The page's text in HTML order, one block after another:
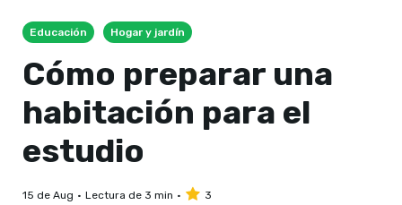
Educación Hogar y jardín
Cómo preparar una
habitación para el
estudio
15 de Aug Lectura de 3 min 3